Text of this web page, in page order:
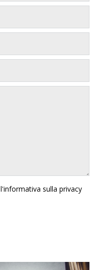
l'informativa sulla privacy